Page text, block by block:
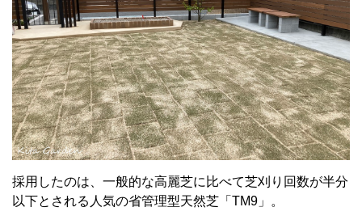
採用したのは、一般的な高麗芝に比べて芝刈り回数が半分
以下とされる人気の省管理型天然芝「TM9」。